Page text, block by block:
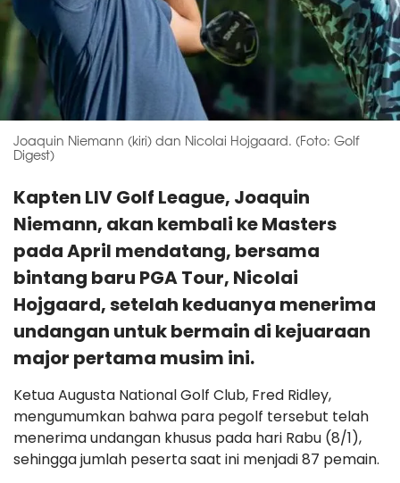
Joaquin Niemann (kiri) dan Nicolai Hojgaard. (Foto: Golf
Digest)
Kapten LIV Golf League, Joaquin
Niemann, akan kembali ke Masters
pada April mendatang, bersama
bintang baru PGA Tour, Nicolai
Hojgaard, setelah keduanya menerima
undangan untuk bermain di kejuaraan
major pertama musim ini.
Ketua Augusta National Golf Club, Fred Ridley,
mengumumkan bahwa para pegolf tersebut telah
menerima undangan khusus pada hari Rabu (8/1),
sehingga jumlah peserta saat ini menjadi 87 pemain.